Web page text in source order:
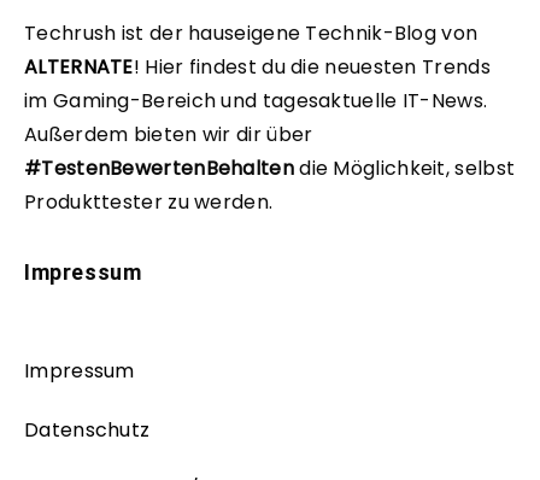
Techrush ist der hauseigene Technik-Blog von
ALTERNATE! Hier findest du die neuesten Trends
im Gaming-Bereich und tagesaktuelle IT-News.
Außerdem bieten wir dir über
#TestenBewertenBehaltendie Möglichkeit, selbst
Produkttester zu werden.
Impressum
Impressum
Datenschutz